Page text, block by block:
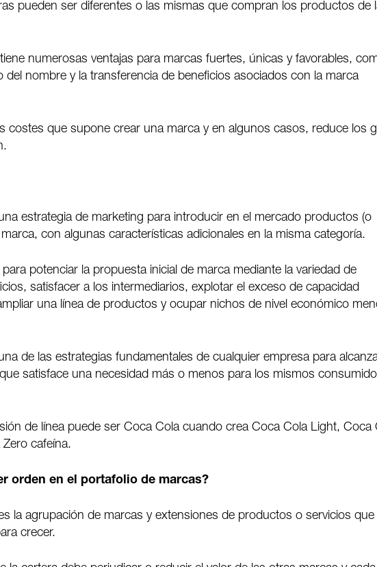
pueden ser diferentes o las mismas que compran los productos de
numerosas ventajas para marcas fuertes, únicas y favorables,
del nombre y la transferencia de beneficios asociados con la marca
costes que supone crear una marca y en algunos casos, reduce los
estrategia de marketing para introducir en el mercado productos (o
con algunas características adicionales en la misma categoría.
potenciar la propuesta inicial de marca mediante la variedad de
satisfacer a los intermediarios, explotar el exceso de capacidad
una línea de productos y ocupar nichos de nivel económico
de las estrategias fundamentales de cualquier empresa para
satisface una necesidad más o menos para los mismos
de línea puede ser Coca Cola cuando crea Coca Cola Light, Coca
cafeína.
orden en el portafolio de marcas?
la agrupación de marcas y extensiones de productos o servicios
crecer.